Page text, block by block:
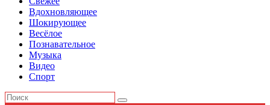
Вдохновляющее
Шокирующее
Весёлое
Познавательное
Музыка
Видео
Спорт